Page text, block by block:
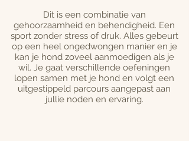
Dit is een combinatie van
gehoorzaamheid en behendigheid. Een
sport zonder stress of druk. Alles gebeurt
op een heel ongedwongen manier en je
kan je hond zoveel aanmoedigen als je
wil. Je gaat verschillende oefeningen
lopen samen met je hond en volgt een
uitgestippeld parcours aangepast aan
jullie noden en ervaring.